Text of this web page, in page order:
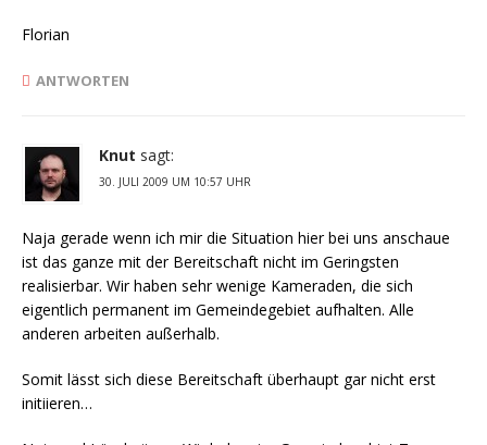
Florian
ANTWORTEN
Knut sagt:
30. JULI 2009 UM 10:57 UHR
Naja gerade wenn ich mir die Situation hier bei uns anschaue
ist das ganze mit der Bereitschaft nicht im Geringsten
realisierbar. Wir haben sehr wenige Kameraden, die sich
eigentlich permanent im Gemeindegebiet aufhalten. Alle
anderen arbeiten außerhalb.
Somit lässt sich diese Bereitschaft überhaupt gar nicht erst
initiieren…